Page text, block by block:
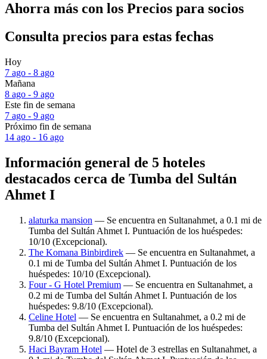
Ahorra más con los Precios para socios
Consulta precios para estas fechas
Hoy
7 ago - 8 ago
Mañana
8 ago - 9 ago
Este fin de semana
7 ago - 9 ago
Próximo fin de semana
14 ago - 16 ago
Información general de 5 hoteles
destacados cerca de Tumba del Sultán
Ahmet I
alaturka mansion — Se encuentra en Sultanahmet, a 0.1 mi de
Tumba del Sultán Ahmet I. Puntuación de los huéspedes:
10/10 (Excepcional).
The Komana Binbirdirek — Se encuentra en Sultanahmet, a
0.1 mi de Tumba del Sultán Ahmet I. Puntuación de los
huéspedes: 10/10 (Excepcional).
Four - G Hotel Premium — Se encuentra en Sultanahmet, a
0.2 mi de Tumba del Sultán Ahmet I. Puntuación de los
huéspedes: 9.8/10 (Excepcional).
Celine Hotel — Se encuentra en Sultanahmet, a 0.2 mi de
Tumba del Sultán Ahmet I. Puntuación de los huéspedes:
9.8/10 (Excepcional).
Haci Bayram Hotel — Hotel de 3 estrellas en Sultanahmet, a